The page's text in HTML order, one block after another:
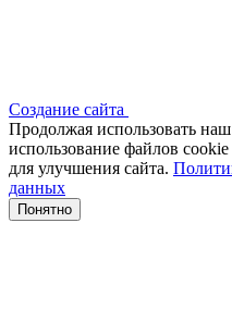
Создание сайта
Продолжая использовать
использование файлов
для улучшения сайта.
данных
Понятно